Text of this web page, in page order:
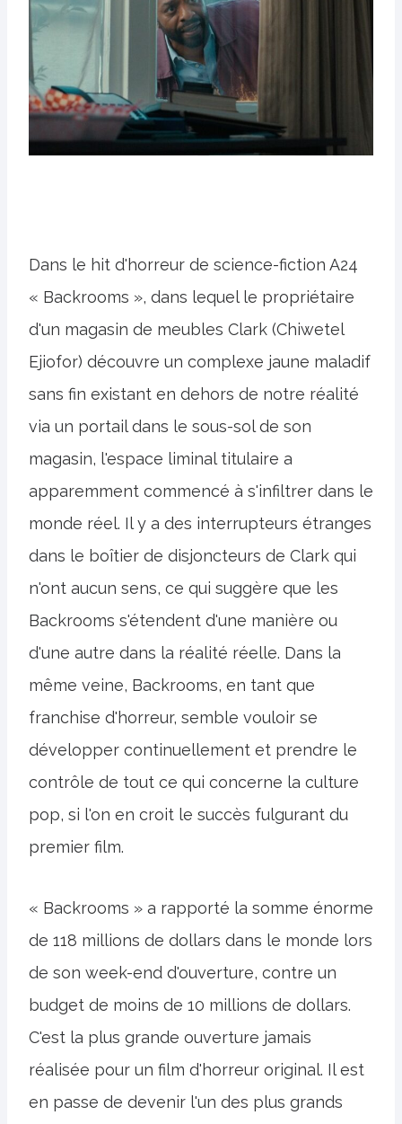
Dans le hit d'horreur de science-fiction A24
« Backrooms », dans lequel le propriétaire
d'un magasin de meubles Clark (Chiwetel
Ejiofor) découvre un complexe jaune maladif
sans fin existant en dehors de notre réalité
via un portail dans le sous-sol de son
magasin, l'espace liminal titulaire a
apparemment commencé à s'infiltrer dans le
monde réel. Il y a des interrupteurs étranges
dans le boîtier de disjoncteurs de Clark qui
n'ont aucun sens, ce qui suggère que les
Backrooms s'étendent d'une manière ou
d'une autre dans la réalité réelle. Dans la
même veine, Backrooms, en tant que
franchise d'horreur, semble vouloir se
développer continuellement et prendre le
contrôle de tout ce qui concerne la culture
pop, si l'on en croit le succès fulgurant du
premier film.
« Backrooms » a rapporté la somme énorme
de 118 millions de dollars dans le monde lors
de son week-end d'ouverture, contre un
budget de moins de 10 millions de dollars.
C'est la plus grande ouverture jamais
réalisée pour un film d'horreur original. Il est
en passe de devenir l'un des plus grands